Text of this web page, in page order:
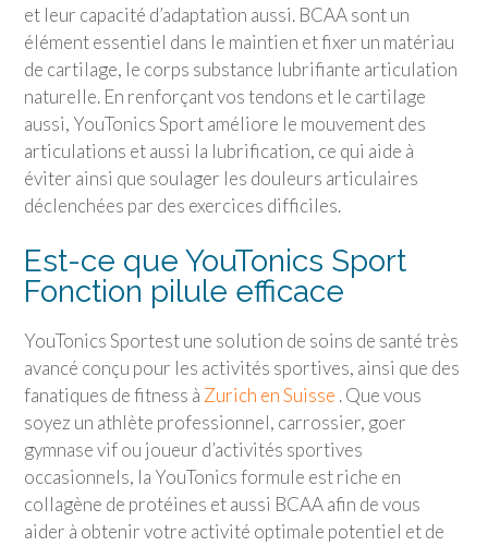
et leur capacité d’adaptation aussi. BCAA sont un
élément essentiel dans le maintien et fixer un matériau
de cartilage, le corps substance lubrifiante articulation
naturelle. En renforçant vos tendons et le cartilage
aussi, YouTonics Sportaméliore le mouvement des
articulations et aussi la lubrification, ce qui aide à
éviter ainsi que soulager les douleurs articulaires
déclenchées par des exercices difficiles.
Est-ce que YouTonics Sport
Fonction pilule efficace
YouTonics Sportest une solution de soins de santé très
avancé conçu pour les activités sportives, ainsi que des
fanatiques de fitness à Zurich en Suisse . Que vous
soyez un athlète professionnel, carrossier, goer
gymnase vif ou joueur d’activités sportives
occasionnels, la YouTonics formule est riche en
collagène de protéines et aussi BCAA afin de vous
aider à obtenir votre activité optimale potentiel et de